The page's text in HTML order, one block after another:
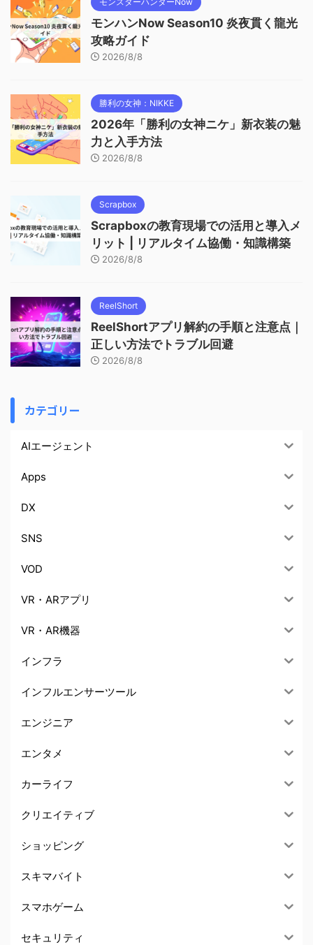
モンハンNow Season10 炎夜貫く龍光
攻略ガイド
2026/8/8
勝利の女神：NIKKE
2026年「勝利の女神ニケ」新衣装の魅
力と入手方法
2026/8/8
Scrapbox
Scrapboxの教育現場での活用と導入メ
リット | リアルタイム協働・知識構築
2026/8/8
ReelShort
ReelShortアプリ解約の手順と注意点｜
正しい方法でトラブル回避
2026/8/8
カテゴリー
AIエージェント
Apps
DX
SNS
VOD
VR・ARアプリ
VR・AR機器
インフラ
インフルエンサーツール
エンジニア
エンタメ
カーライフ
クリエイティブ
ショッピング
スキマバイト
スマホゲーム
セキュリティ